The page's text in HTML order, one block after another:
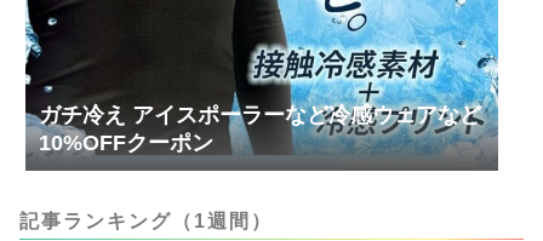
ガチ冷え アイスポーラーなど冷感ウェアなど
10%OFFクーポン
記事ランキング（1週間）